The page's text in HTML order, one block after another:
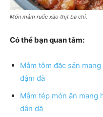
Món mắm ruốc xào thịt ba chỉ.
Có thể bạn quan tâm:
Mắm tôm đặc sản
đậm đà
Mắm tép món ăn mang
dân dã